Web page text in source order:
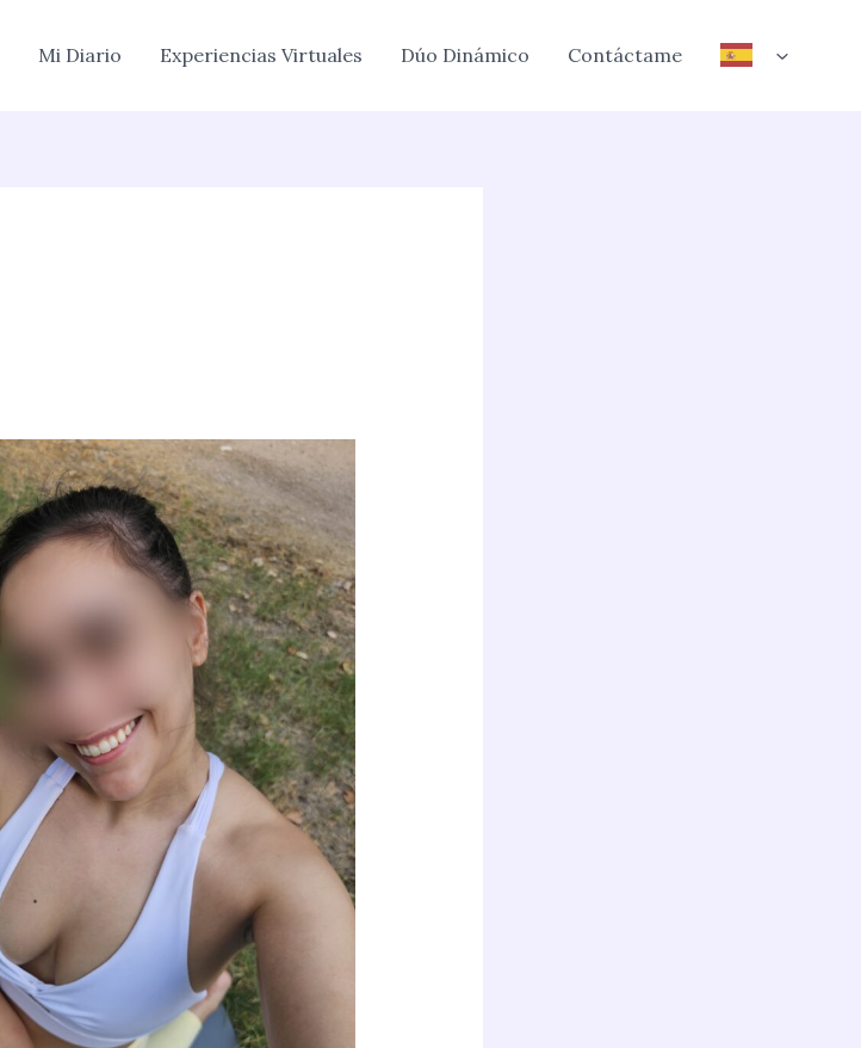
Mi Diario Experiencias Virtuales Dúo Dinámico Contáctame